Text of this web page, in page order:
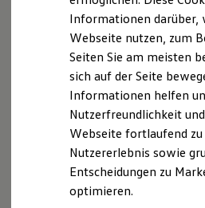
Garantien
Kfz-Versicherung
Wartungsverträge
Besitzer & Service
Reparatur & Service
Sommer-Special
Reparatur, Pflege
Servicetermin
Service-Vorteile bei
ServicePlus
Economy Service
Räder & Reifen
Ersatzfahrzeuge
Nutzungsbedingungen
Datenschutzerklärungen
Cookie-
Lizenzhinweise Dritter
Angaben zum Digital Service Act (DSA)
Produktsicherheitsinformationen
Händlersuche
VERTRAG WIDERRUFEN
Disclaimer von Volkswagen AG
Informationen darüber,
Webseite nutzen, zum
Seiten Sie am meisten
sich auf der Seite
Informationen helfen
Nutzerfreundlichkeit
Webseite fortlaufend
Nutzererlebnis sowie
Entscheidungen zu
optimieren.